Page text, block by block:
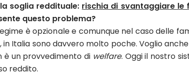
soglia reddituale: rischia di svantaggiare le
questo problema?
è opzionale e comunque nel caso delle
in Italia sono davvero molto poche. Voglio
è un provvedimento di welfare. Oggi il nostro
reddito.